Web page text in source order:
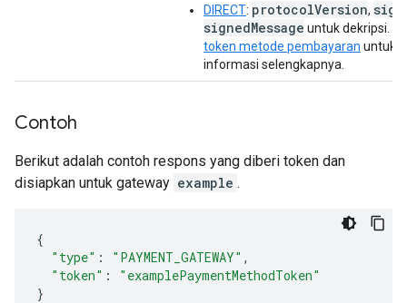
DIRECT: protocolVersion,
signedMessage untuk dekripsi.
token metode pembayaran untuk
informasi selengkapnya.
Contoh
Berikut adalah contoh respons yang diberi token dan
disiapkan untuk gateway example .
{
"type" : "PAYMENT_GATEWAY" ,
"token" :
"examplePaymentMethodToken"
}